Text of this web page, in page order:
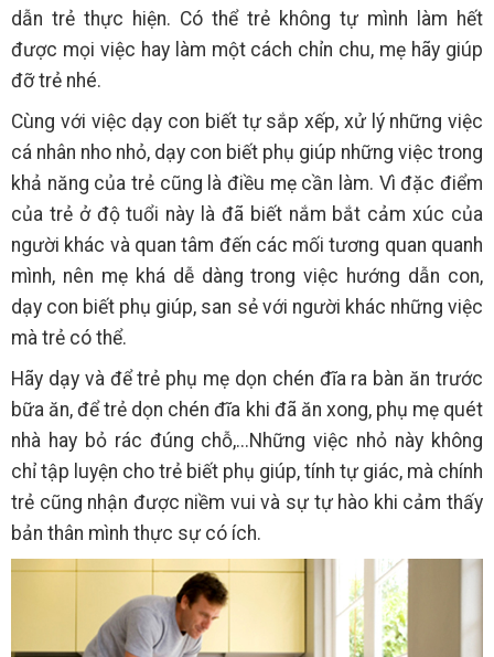
dẫn trẻ thực hiện. Có thể trẻ không tự mình làm hết
được mọi việc hay làm một cách chỉn chu, mẹ hãy giúp
đỡ trẻ nhé.
Cùng với việc dạy con biết tự sắp xếp, xử lý những việc
cá nhân nho nhỏ, dạy con biết phụ giúp những việc trong
khả năng của trẻ cũng là điều mẹ cần làm. Vì đặc điểm
của trẻ ở độ tuổi này là đã biết nắm bắt cảm xúc của
người khác và quan tâm đến các mối tương quan quanh
mình, nên mẹ khá dễ dàng trong việc hướng dẫn con,
dạy con biết phụ giúp, san sẻ với người khác những việc
mà trẻ có thể.
Hãy dạy và để trẻ phụ mẹ dọn chén đĩa ra bàn ăn trước
bữa ăn, để trẻ dọn chén đĩa khi đã ăn xong, phụ mẹ quét
nhà hay bỏ rác đúng chỗ,...Những việc nhỏ này không
chỉ tập luyện cho trẻ biết phụ giúp, tính tự giác, mà chính
trẻ cũng nhận được niềm vui và sự tự hào khi cảm thấy
bản thân mình thực sự có ích.